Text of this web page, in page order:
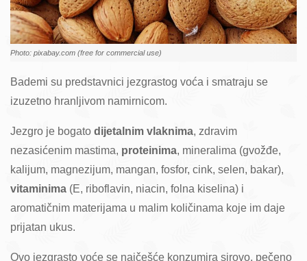
Photo: pixabay.com (free for commercial use)
Bademi su predstavnici jezgrastog voća i smatraju se
izuzetno hranljivom namirnicom.
Jezgro je bogato dijetalnim vlaknima, zdravim
nezasićenim mastima, proteinima, mineralima (gvožđe,
kalijum, magnezijum, mangan, fosfor, cink, selen, bakar),
vitaminima (E, riboflavin, niacin, folna kiselina) i
aromatičnim materijama u malim količinama koje im daje
prijatan ukus.
Ovo jezgrasto voće se najčešće konzumira sirovo, pečeno